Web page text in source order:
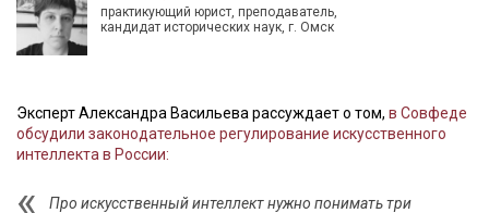
практикующий юрист, преподаватель,
кандидат исторических наук, г. Омск
Эксперт Александра Васильева рассуждает о том, в Совфеде
обсудили законодательное регулирование искусственного
интеллекта в России:
Про искусственный интеллект нужно понимать три